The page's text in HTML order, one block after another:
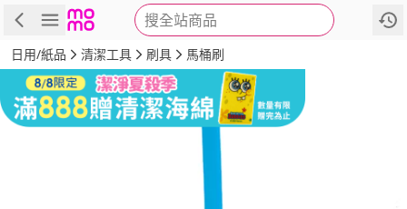
搜全站商品
商品 評價 詳情
日用/紙品 清潔工具 刷具 馬桶刷